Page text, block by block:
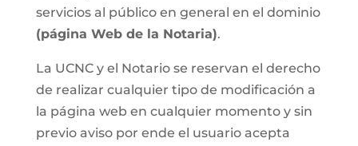
servicios al público en general en el dominio
(página Web de la Notaria).
La UCNC y el Notario se reservan el derecho
de realizar cualquier tipo de modificación a
la página web en cualquier momento y sin
previo aviso por ende el usuario acepta